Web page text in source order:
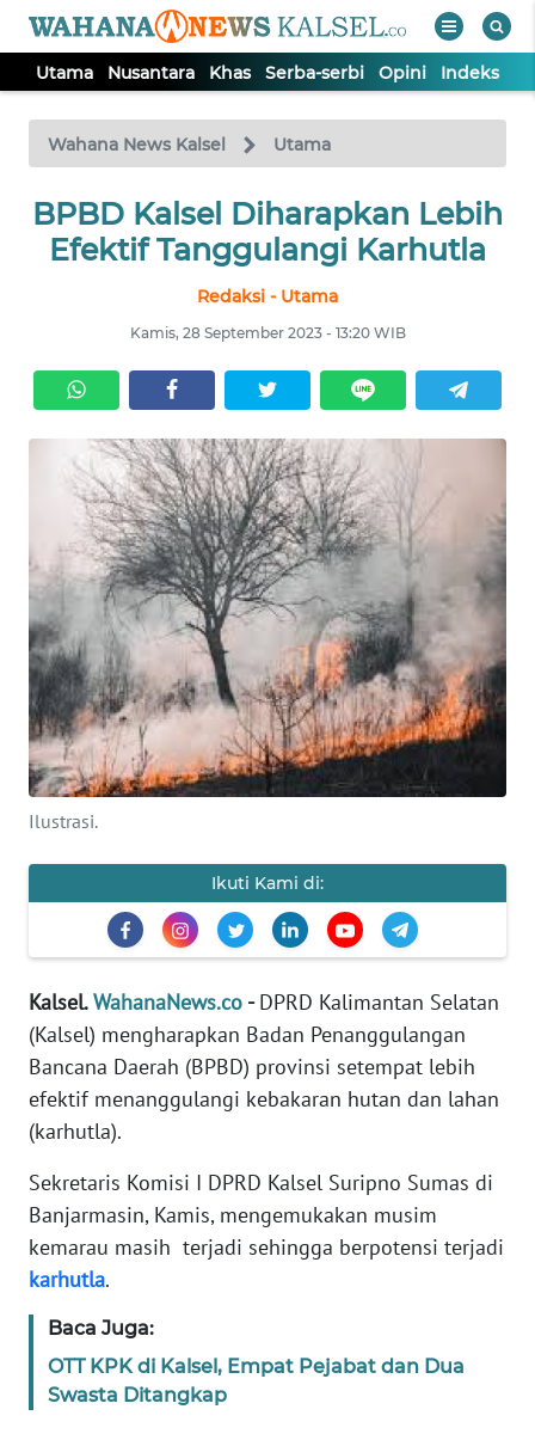
Utama Nusantara Khas Serba-serbi Opini Indeks
Wahana News Kalsel Utama
BPBD Kalsel Diharapkan Lebih
Efektif Tanggulangi Karhutla
Redaksi - Utama
Kamis, 28 September 2023 - 13:20 WIB
Ilustrasi.
Ikuti Kami di:
Kalsel.WahanaNews.co -DPRD Kalimantan Selatan
(Kalsel) mengharapkan Badan Penanggulangan
Bancana Daerah (BPBD) provinsi setempat lebih
efektif menanggulangi kebakaran hutan dan lahan
(karhutla).
Sekretaris Komisi I DPRD Kalsel Suripno Sumas di
Banjarmasin, Kamis, mengemukakan musim
kemarau masih terjadi sehingga berpotensi terjadi
karhutla.
Baca Juga:
OTT KPK di Kalsel, Empat Pejabat dan Dua
Swasta Ditangkap
TV
Tutup
UTAMA
SERBA-
SERBI
OPINI
Informasi
INDEKS
BERITA
KONTAK
KAMI
INFO
IKLAN
MEDIA
SIBER
REDAKSI
KARIR
DISCLAIMER
Wahana
Regional
SUMUT